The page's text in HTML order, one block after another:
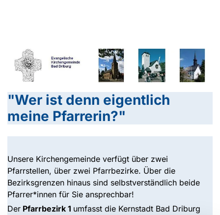
"Wer ist denn eigentlich
meine Pfarrerin?"
Unsere Kirchengemeinde verfügt über zwei
Pfarrstellen, über zwei Pfarrbezirke. Über die
Bezirksgrenzen hinaus sind selbstverständlich beide
Pfarrer*innen für Sie ansprechbar!
Der Pfarrbezirk 1 umfasst die Kernstadt Bad Driburg